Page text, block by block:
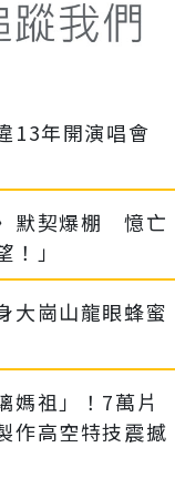
13年開演唱會
默契爆棚 憶亡
」
大崗山龍眼蜂蜜
媽祖」！7萬片
作高空特技震撼